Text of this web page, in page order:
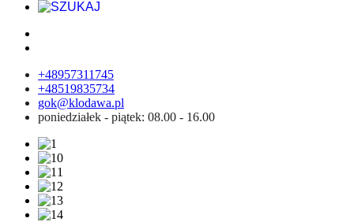
+48957311745
+48519835734
gok@klodawa.pl
poniedziałek - piątek: 08.00 - 16.00